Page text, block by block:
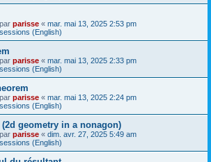
parisse « mar. mai 13, 2025 2:53 pm
(English)
parisse « mar. mai 13, 2025 2:33 pm
(English)
parisse « mar. mai 13, 2025 2:24 pm
(English)
geometry in a nonagon)
parisse « dim. avr. 27, 2025 5:49 am
(English)